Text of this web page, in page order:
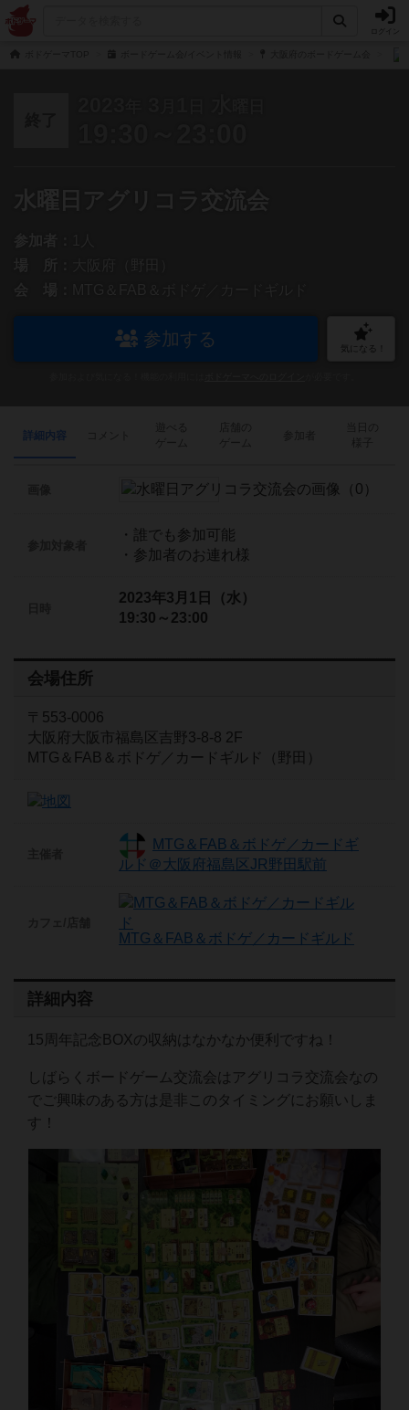
水曜日アグリコラ交流会
参加者：
場 所：
会 場：
参加する 気になる！
詳細内容
・誰でも参加可能
・参加者のお連れ様
2023年3月1日（水）
19:30～23:00
会場住所
〒553-0006
大阪府大阪市福島区吉野3-8-8 2F
MTG＆FAB＆ボドゲ／カードギルド（野田）
MTG＆FAB＆ボドゲ／カードギ
ルド＠大阪府福島区JR野田駅前
MTG＆FAB＆ボドゲ／カードギルド
詳細内容
15周年記念BOXの収納はなかなか便利ですね！
しばらくボードゲーム交流会はアグリコラ交流会なの
でご興味のある方は是非このタイミングにお願いしま
す！